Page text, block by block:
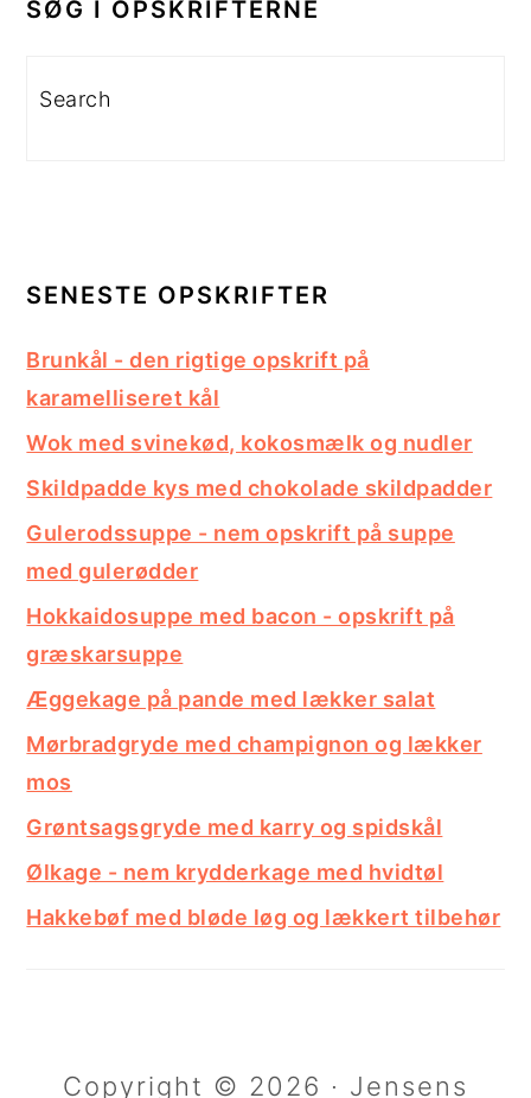
SØG I OPSKRIFTERNE
Search
SENESTE OPSKRIFTER
Brunkål - den rigtige opskrift på
karamelliseret kål
Wok med svinekød, kokosmælk og nudler
Skildpadde kys med chokolade skildpadder
Gulerodssuppe - nem opskrift på suppe
med gulerødder
Hokkaidosuppe med bacon - opskrift på
græskarsuppe
Æggekage på pande med lækker salat
Mørbradgryde med champignon og lækker
mos
Grøntsagsgryde med karry og spidskål
Ølkage - nem krydderkage med hvidtøl
Hakkebøf med bløde løg og lækkert tilbehør
Copyright © 2026 · Jensens